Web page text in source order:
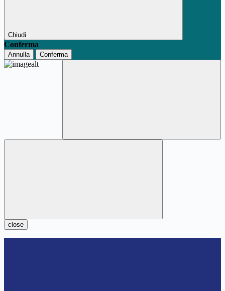
Chiudi
Conferma
Annulla Conferma
close